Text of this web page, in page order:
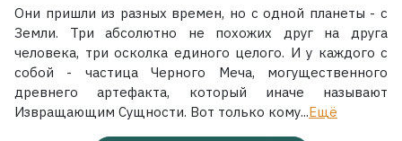
Они пришли из разных времен, но с одной планеты - с
Земли. Три абсолютно не похожих друг на друга
человека, три осколка единого целого. И у каждого с
собой - частица Черного Меча, могущественного
древнего артефакта, который иначе называют
Извращающим Сущности. Вот только кому...Ещё